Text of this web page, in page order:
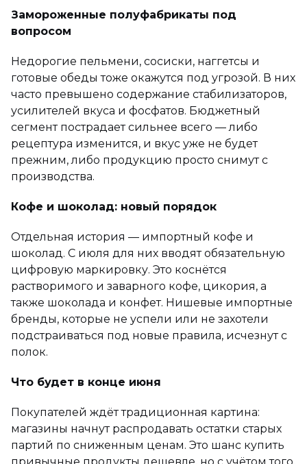
Замороженные полуфабрикаты под
вопросом
Недорогие пельмени, сосиски, наггетсы и
готовые обеды тоже окажутся под угрозой. В них
часто превышено содержание стабилизаторов,
усилителей вкуса и фосфатов. Бюджетный
сегмент пострадает сильнее всего — либо
рецептура изменится, и вкус уже не будет
прежним, либо продукцию просто снимут с
производства.
Кофе и шоколад: новый порядок
Отдельная история — импортный кофе и
шоколад. С июля для них вводят обязательную
цифровую маркировку. Это коснётся
растворимого и заварного кофе, цикория, а
также шоколада и конфет. Нишевые импортные
бренды, которые не успели или не захотели
подстраиваться под новые правила, исчезнут с
полок.
Что будет в конце июня
Покупателей ждёт традиционная картина:
магазины начнут распродавать остатки старых
партий по сниженным ценам. Это шанс купить
привычные продукты дешевле, но с учётом того,